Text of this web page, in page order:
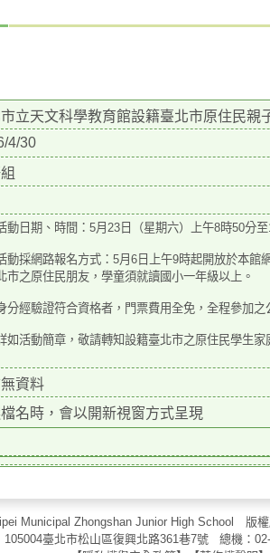
立天文科學教育館設籍臺北市原住民親
4/30
動日期、時間：5月23日（星期六）上午8時50分
動採網路報名方式：5月6日上午9時起開放於本館
市之原住民朋友， 學童須就讀國小一年級以上。
分經驗證符合資格者，門票費用全免，全程參加之
如活動簡章，敬請轉知設籍臺北市之原住民學生家
資料
名時，會以開新視窗方式呈現
Municipal Zhongshan Junior High School 版
105004臺北市松山區復興北路361巷7號 總機：